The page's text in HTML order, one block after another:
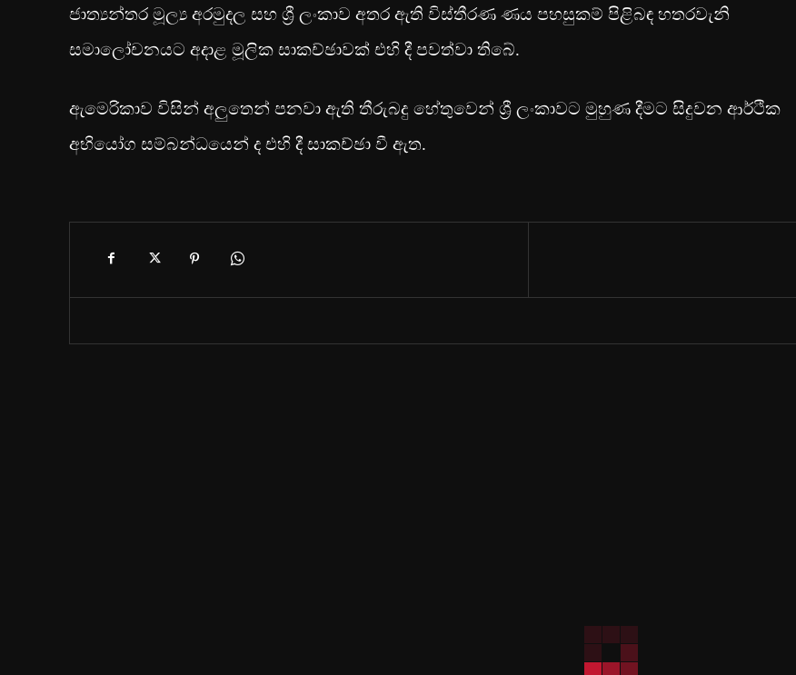
ජාත්‍යන්තර මූල්‍ය අරමුදල සහ ශ්‍රී ලංකාව අතර ඇති විස්තීරණ ණය පහසුකම් පිළිබඳ හතරවැනි
සමාලෝචනයට අදාළ මූලික සාකච්ඡාවක් එහි දී පවත්වා තිබේ.
ඇමෙරිකාව විසින් අලුතෙන් පනවා ඇති තීරුබදු හේතුවෙන් ශ්‍රී ලංකාවට මුහුණ දීමට සිදුවන ආර්ථික
අභියෝග සම්බන්ධයෙන් ද එහි දී සාකච්ඡා වී ඇත.